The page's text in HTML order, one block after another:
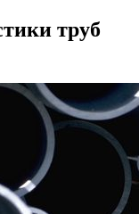
труб